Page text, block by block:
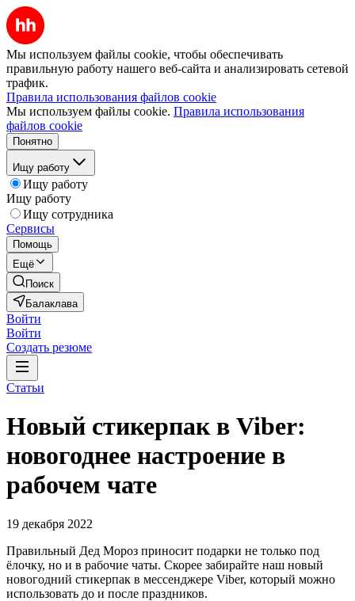
Мы используем файлы cookie, чтобы обеспечивать
правильную работу нашего веб-сайта и анализировать сетевой
трафик.
Правила использования файлов cookie
Мы используем файлы cookie. Правила использования
файлов cookie
Понятно
Ищу работу
Ищу работу
Ищу работу
Ищу сотрудника
Сервисы
Помощь
Ещё
Поиск
Балаклава
Войти
Войти
Создать резюме
Статьи
Новый стикерпак в Viber:
новогоднее настроение в
рабочем чате
19 декабря 2022
Правильный Дед Мороз приносит подарки не только под
ёлочку, но и в рабочие чаты. Скорее забирайте наш новый
новогодний стикерпак в мессенджере Viber, который можно
использовать до и после праздников.